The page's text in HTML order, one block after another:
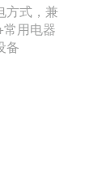
方式，兼
用电器
备